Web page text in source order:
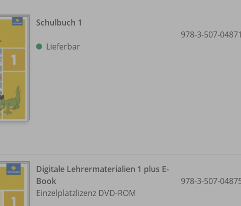
Schulbuch 1
Lieferbar
978-3-507-
Digitale Lehrermaterialien 1 plus E-
Book
Einzelplatzlizenz DVD-ROM
978-3-507-